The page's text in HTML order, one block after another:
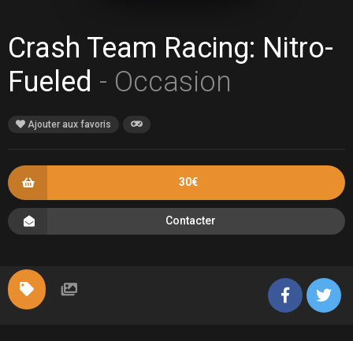
Crash Team Racing: Nitro-
Fueled - Occasion
Ajouter aux favoris
30€
Contacter